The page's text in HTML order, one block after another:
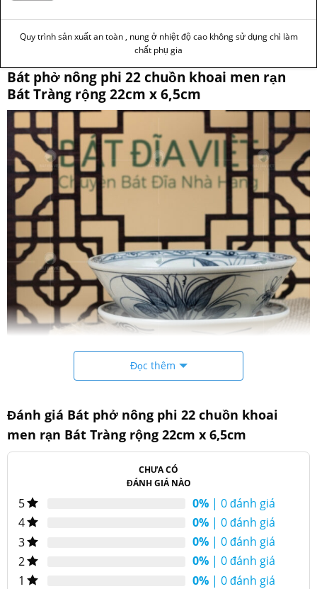
Quy trình sản xuất an toàn , nung ở nhiệt độ cao không sử dụng chì làm
chất phụ gia
Bát phở nông phi 22 chuồn khoai men rạn
Bát Tràng rộng 22cm x 6,5cm
Bát phở nông phi 22 chuồn khoai men rạn bát tràng
Đọc thêm
Đánh giá Bát phở nông phi 22 chuồn khoai
men rạn Bát Tràng rộng 22cm x 6,5cm
CHƯA CÓ
ĐÁNH GIÁ NÀO
5 0% | 0 đánh giá
4
0% | 0 đánh giá
3
0% | 0 đánh giá
2
0% | 0 đánh giá
1
0% | 0 đánh giá